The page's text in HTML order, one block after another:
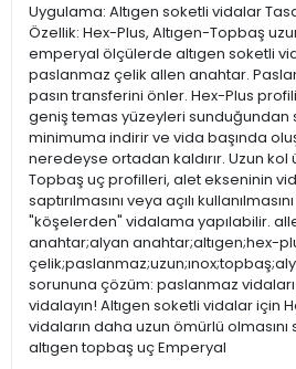
Uygulama: Altıgen soketli vidalar
Özellik: Hex-Plus, Altıgen-Topbaş
emperyal ölçülerde altıgen soketli
paslanmaz çelik allen anahtar.
pasın transferini önler. Hex-Plus
geniş temas yüzeyleri sunduğundan
minimuma indirir ve vida başında
neredeyse ortadan kaldırır. Uzun
Topbaş uç profilleri, alet ekseninin
saptırılmasını veya açılı
"köşelerden" vidalama yapılabilir.
anahtar;alyan anahtar;altıgen;hex-
sorununa çözüm: paslanmaz
vidalayın! Altıgen soketli vidalar için
vidaların daha uzun ömürlü
altıgen topbaş uç Emperyal